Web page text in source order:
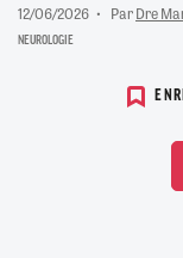
12/06/2026 ParDre
NEUROLOGIE